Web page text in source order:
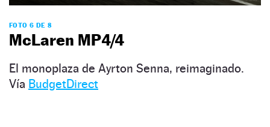
FOTO 6 DE 8
McLaren MP4/4
El monoplaza de Ayrton Senna, reimaginado.
Vía BudgetDirect